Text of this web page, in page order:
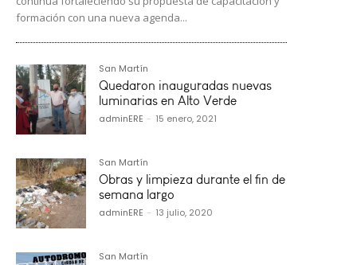
formación con una nueva agenda...
San Martín
Quedaron inauguradas nuevas
luminarias en Alto Verde
adminERE - 15 enero, 2021
San Martín
Obras y limpieza durante el fin de
semana largo
adminERE - 13 julio, 2020
San Martín